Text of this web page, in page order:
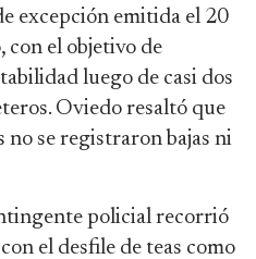
excepción emitida el 20
con el objetivo de
luego de casi dos
Oviedo resaltó que
no se registraron bajas ni
policial recorrió
el desfile de teas como